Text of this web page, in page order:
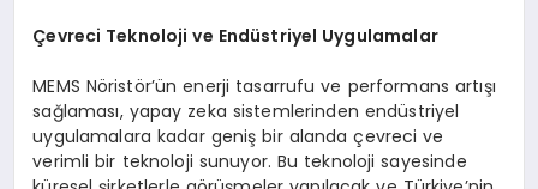
Çevreci Teknoloji ve Endüstriyel Uygulamalar
MEMS Nöristör’ün enerji tasarrufu ve performans artışı
sağlaması, yapay zeka sistemlerinden endüstriyel
uygulamalara kadar geniş bir alanda çevreci ve
verimli bir teknoloji sunuyor. Bu teknoloji sayesinde